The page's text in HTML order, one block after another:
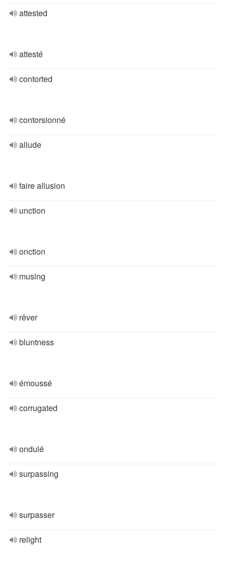
attested
attesté
contorted
contorsionné
allude
faire allusion
unction
onction
musing
rêver
bluntness
émoussé
corrugated
ondulé
surpassing
surpasser
relight